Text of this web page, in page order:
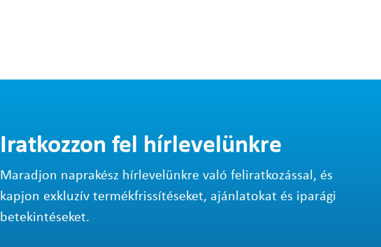
Iratkozzon fel hírlevelünkre
Maradjon naprakész hírlevelünkre való feliratkozással, és
kapjon exkluzív termékfrissítéseket, ajánlatokat és iparági
betekintéseket.